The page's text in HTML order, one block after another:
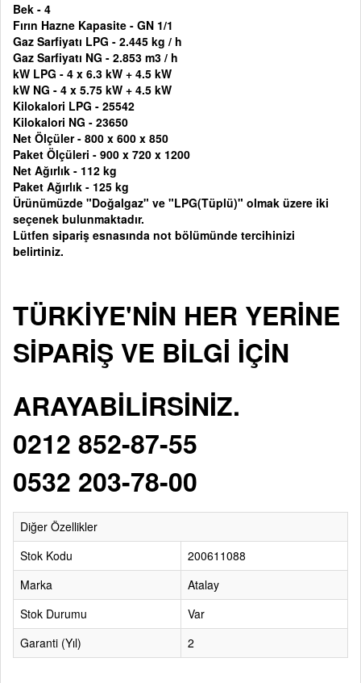
Bek - 4
Fırın Hazne Kapasite - GN 1/1
Gaz Sarfiyatı LPG - 2.445 kg / h
Gaz Sarfiyatı NG - 2.853 m3 / h
kW LPG - 4 x 6.3 kW + 4.5 kW
kW NG - 4 x 5.75 kW + 4.5 kW
Kilokalori LPG - 25542
Kilokalori NG - 23650
Net Ölçüler - 800 x 600 x 850
Paket Ölçüleri - 900 x 720 x 1200
Net Ağırlık - 112 kg
Paket Ağırlık - 125 kg
Ürünümüzde "Doğalgaz" ve "LPG(Tüplü)" olmak üzere iki
seçenek bulunmaktadır.
Lütfen sipariş esnasında not bölümünde tercihinizi
belirtiniz.
TÜRKİYE'NİN HER YERİNE
SİPARİŞ VE BİLGİ İÇİN
ARAYABİLİRSİNİZ.
0212 852-87-55
0532 203-78-00
Diğer Özellikler
Stok Kodu
200611088
Marka
Atalay
Stok Durumu
Var
Garanti (Yıl)
2